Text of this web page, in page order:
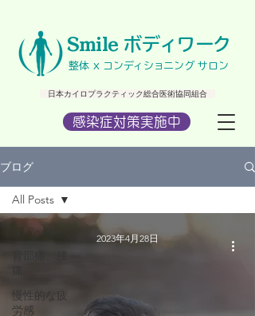
​ 日本カイロプラクティック総合医術協同組合
感染症対策実施中
​Smile ボディワーク
​整体 x コンディショニング サロン
ブログ
All Posts
慢性的な疲
労感
All Posts
2023年4月28日